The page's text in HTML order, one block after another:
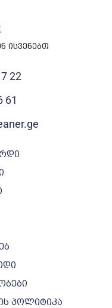
ისვენებთ
22
61
პოლიტიკა